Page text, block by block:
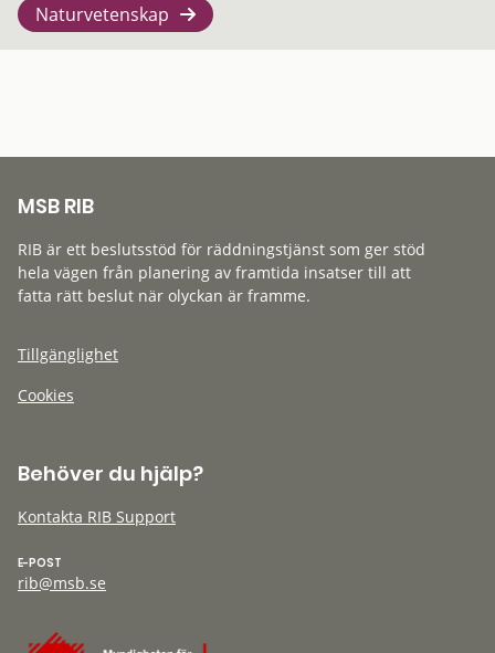
Naturvetenskap
MSB RIB
RIB är ett beslutsstöd för räddningstjänst som ger stöd
hela vägen från planering av framtida insatser till att
fatta rätt beslut när olyckan är framme.
Tillgänglighet
Cookies
Behöver du hjälp?
Kontakta RIB Support
E-POST
rib@msb.se